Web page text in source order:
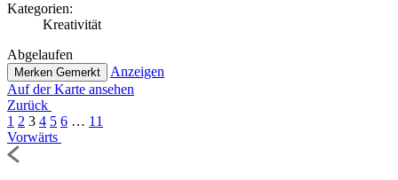
Kate­go­rien:
Krea­ti­vi­tät
Abge­lau­fen
Merken Gemerkt
Anzeigen
Auf der Karte ansehen
Zurück
1 2 3 4 5 6 … 11
Vorwärts